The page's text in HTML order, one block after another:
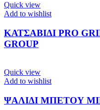
Quick view
Add to wishlist
ΚΑΤΣΑΒΙΔΙ PRO
GROUP
Quick view
Add to wishlist
ΨΑΛΙΔΙ ΜΠΕΤΟΥ